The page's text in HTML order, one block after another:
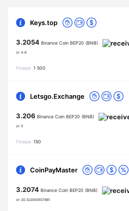
Keys.top
3.2054 Binance Coin BEP20 (BNB)
от 4.6
Резерв 1 500
Letsgo.Exchange
3.206 Binance Coin BEP20 (BNB)
от 5
Резерв 150
CoinPayMaster
3.2074 Binance Coin BEP20 (BNB)
от 20.322040557861